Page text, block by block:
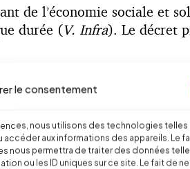
le consentement
nous utilisons des technologies telles
aux informations des appareils. Le
nous permettra de traiter des données
ou les ID uniques sur ce site. Le fait de ne
de l’économie sociale et
durée (V. Infra). Le décret
économiques pérennes